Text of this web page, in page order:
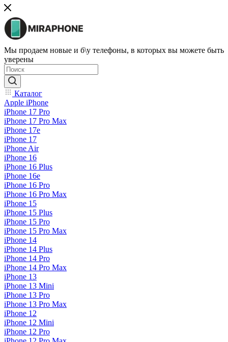
Мы продаем новые и б\у телефоны, в которых вы можете быть
уверены
Каталог
Apple iPhone
iPhone 17 Pro
iPhone 17 Pro Max
iPhone 17e
iPhone 17
iPhone Air
iPhone 16
iPhone 16 Plus
iPhone 16e
iPhone 16 Pro
iPhone 16 Pro Max
iPhone 15
iPhone 15 Plus
iPhone 15 Pro
iPhone 15 Pro Max
iPhone 14
iPhone 14 Plus
iPhone 14 Pro
iPhone 14 Pro Max
iPhone 13
iPhone 13 Mini
iPhone 13 Pro
iPhone 13 Pro Max
iPhone 12
iPhone 12 Mini
iPhone 12 Pro